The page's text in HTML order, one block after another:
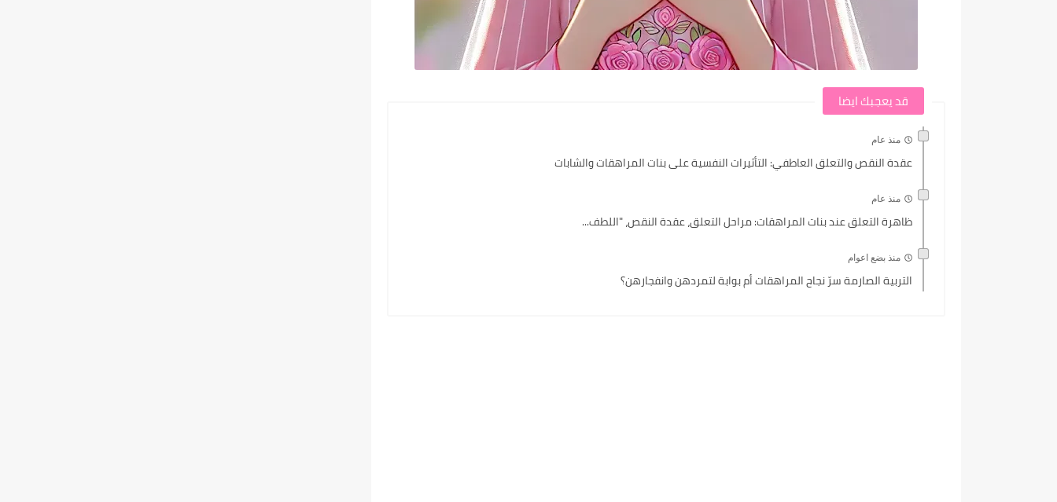
قد يعجبك ايضا
منذ عام
عقدة النقص والتعلق العاطفي: التأثيرات النفسية على بنات المراهقات والشابات
منذ عام
ظاهرة التعلق عند بنات المراهقات: مراحل التعلق، عقدة النقص، "اللطف...
منذ بضع اعوام
التربية الصارمة سرّ نجاح المراهقات أم بوابة لتمردهن وانفجارهن؟